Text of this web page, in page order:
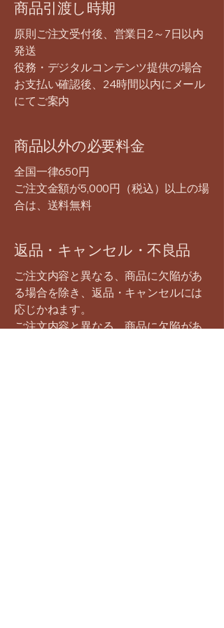
商品引渡し時期
原則ご注文受付後、営業日2～7日以内
発送
役務・デジタルコンテンツ提供の場合
お支払い確認後、24時間以内にメール
にてご案内
商品以外の必要料金
全国一律650円
ご注文金額が5,000円（税込）以上の場
合は、送料無料
返品・キャンセル・不良品
ご注文内容と異なる、商品に欠陥があ
る場合を除き、返品・キャンセルには
応じかねます。
ご注文内容と異なる、商品に欠陥があ